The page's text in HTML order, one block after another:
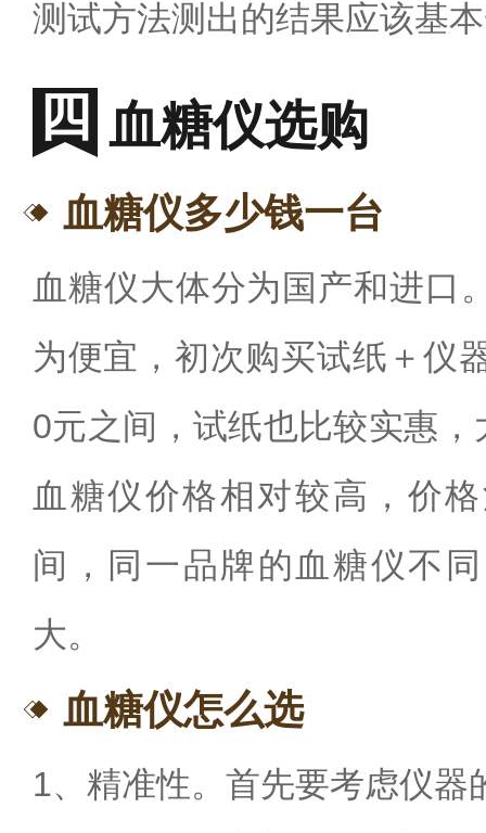
测试方法测出的结果应该基
血糖仪选购
血糖仪多少钱一台
血糖仪大体分为国产和进口
为便宜，初次购买试纸＋仪
0元之间，试纸也比较实惠，
血糖仪价格相对较高，价
间，同一品牌的血糖仪不
大。
血糖仪怎么选
1、精准性。首先要考虑仪器